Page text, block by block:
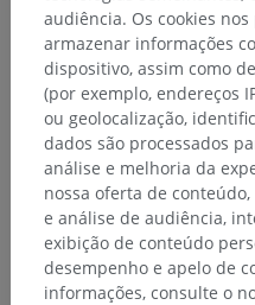
Hierarquia
Anatomia veterinária
Regiões do corpo>
audiência. Os cookies
armazenar informações
dispositivo, assim como
(por exemplo, endereços
ou geolocalização,
dados são processados
análise e melhoria da
nossa oferta de
e análise de audiência,
exibição de conteúdo
desempenho e apelo de
informações, consulte o